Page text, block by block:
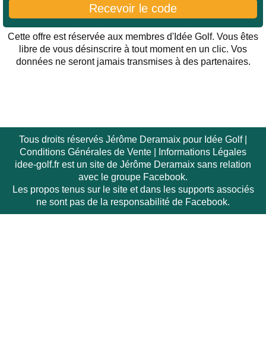
Recevoir le code
Cette offre est réservée aux membres d'Idée Golf. Vous êtes
libre de vous désinscrire à tout moment en un clic. Vos
données ne seront jamais transmises à des partenaires.
Tous droits réservés Jérôme Deramaix pour Idée Golf |
Conditions Générales de Vente
Informations Légales
idee-golf.fr est un site de Jérôme Deramaix sans relation
avec le groupe Facebook.
Les propos tenus sur le site et dans les supports associés
ne sont pas de la responsabilité de Facebook.